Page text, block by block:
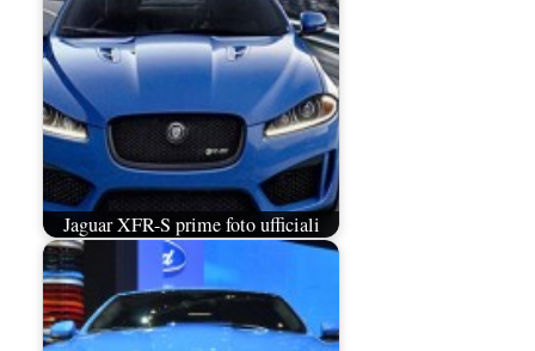
Jaguar XFR-S prime foto ufficiali